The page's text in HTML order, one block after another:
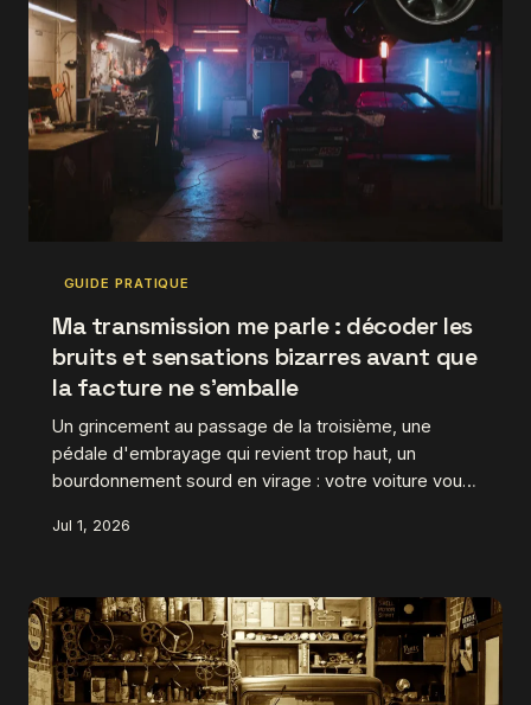
GUIDE PRATIQUE
Ma transmission me parle : décoder les
bruits et sensations bizarres avant que
la facture ne s'emballe
Un grincement au passage de la troisième, une
pédale d'embrayage qui revient trop haut, un
bourdonnement sourd en virage : votre voiture vous
différence entre une réparation à 200 euros et une
Jul 1, 2026